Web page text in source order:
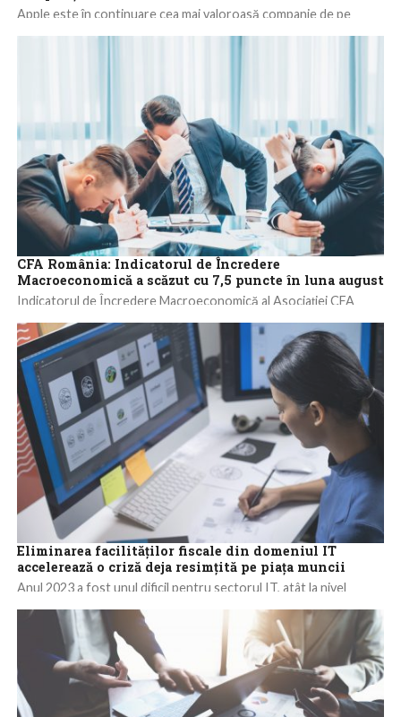
Apple este în continuare cea mai valoroasă companie de pe
CFA România: Indicatorul de Încredere
Macroeconomică a scăzut cu 7,5 puncte în luna august
Indicatorul de Încredere Macroeconomică al Asociaţiei CFA
valoarea de 47,9 puncte....
Eliminarea facilităților fiscale din domeniul IT
accelerează o criză deja resimțită pe piața muncii
Anul 2023 a fost unul dificil pentru sectorul IT, atât la nivel